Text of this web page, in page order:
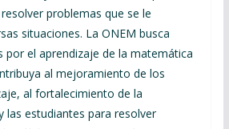
problemas que se le
situaciones. La ONEM busca
por el aprendizaje de la matemática
al mejoramiento de los
al fortalecimiento de la
las estudiantes para resolver